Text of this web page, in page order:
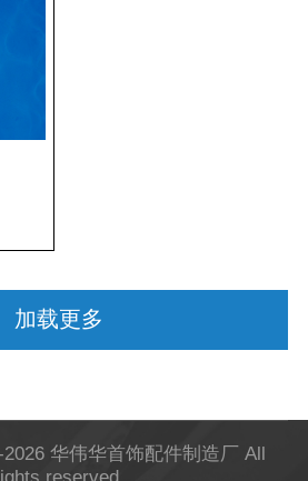
加载更多
华伟华首饰配件制造厂
All